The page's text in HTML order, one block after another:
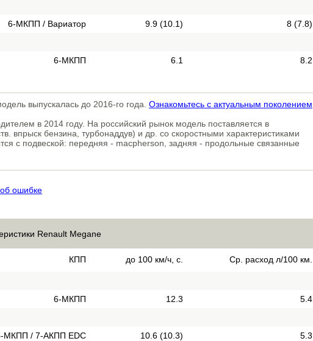
6-МКПП / Вариатор 9.9 (10.1)
8 (7.8)
6-МКПП 6.1 8.2
выпускалась до 2016-го года. Ознакомьтесь с актуальным поколением
в 2014 году. На российский рынок модель поставляется в
бензина, турбонаддув) и др. со скоростными характеристиками
с подвеской: передняя - macpherson, задняя - продольные связанные
ошибке
Renault Megane
КПП до 100 км/ч, с. Ср. расход л/100 км.
6-МКПП 12.3
5.4
МКПП / 7-АКПП EDC 10.6 (10.3)
5.3